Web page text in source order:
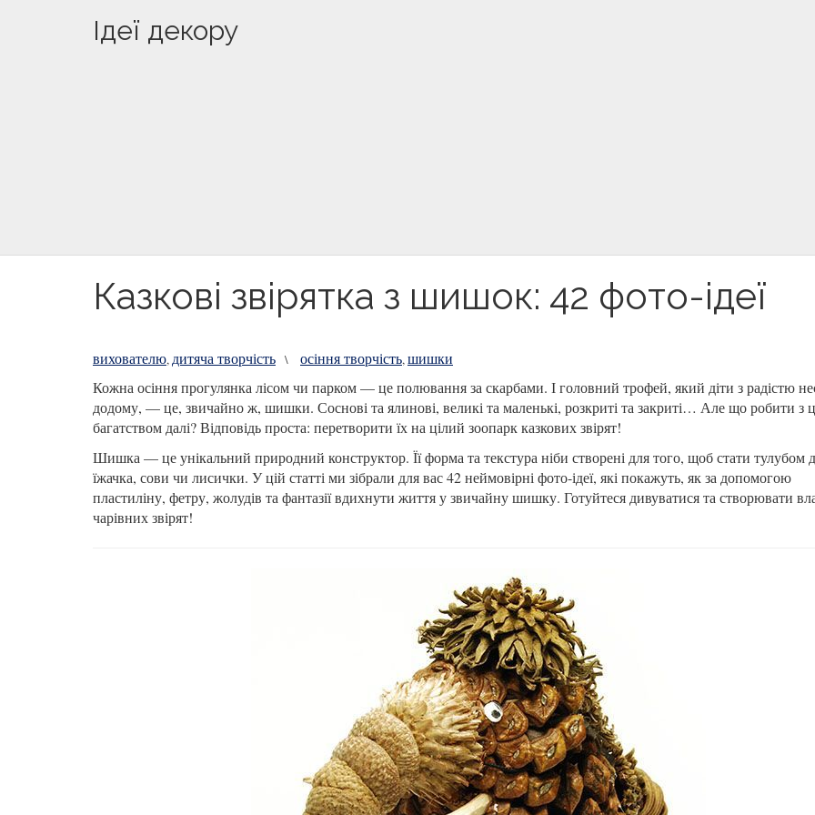
Ідеї декору
Казкові звірятка з шишок: 42 фото-ідеї
вихователю, дитяча творчість \ осіння творчість,шишки
Кожна осіння прогулянка лісом чи парком — це полювання за скарбами. І головний трофей, який діти з радістю
додому, — це, звичайно ж, шишки. Соснові та ялинові, великі та маленькі, розкриті та закриті… Але що робити з
багатством далі? Відповідь проста: перетворити їх на цілий зоопарк казкових звірят!
Шишка — це унікальний природний конструктор. Її форма та текстура ніби створені для того, щоб стати тулубом
їжачка, сови чи лисички. У цій статті ми зібрали для вас 42 неймовірні фото-ідеї, які покажуть, як за допомогою
пластиліну, фетру, жолудів та фантазії вдихнути життя у звичайну шишку. Готуйтеся дивуватися та створювати
чарівних звірят!